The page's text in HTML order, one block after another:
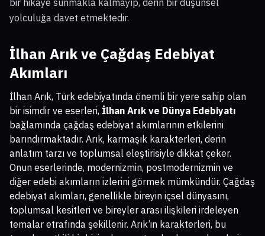
bir hikaye sunmakla kalmayıp, derin bir düşünsel
yolculuğa davet etmektedir.
İlhan Arık ve Çağdaş Edebiyat
Akımları
İlhan Arık, Türk edebiyatında önemli bir yere sahip olan
bir isimdir ve eserleri, İlhan Arık ve Dünya Edebiyatı
bağlamında çağdaş edebiyat akımlarının etkilerini
barındırmaktadır. Arık, karmaşık karakterleri, derin
anlatım tarzı ve toplumsal eleştirisiyle dikkat çeker.
Onun eserlerinde, modernizmin, postmodernizmin ve
diğer edebi akımların izlerini görmek mümkündür. Çağdaş
edebiyat akımları, genellikle bireyin içsel dünyasını,
toplumsal kesitleri ve bireyler arası ilişkileri irdeleyen
temalar etrafında şekillenir. Arık’ın karakterleri, bu